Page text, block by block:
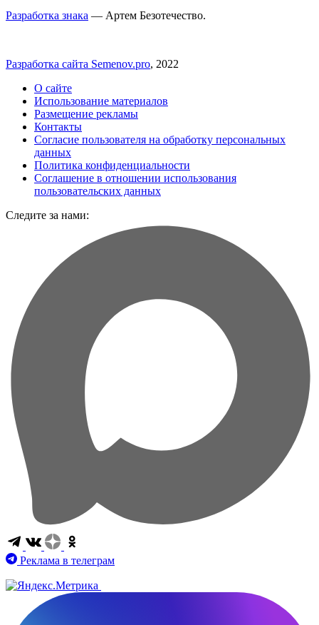
Разработка знака — Артем Безотечество.
Разработка сайта Semenov.pro, 2022
О сайте
Использование материалов
Размещение рекламы
Контакты
Согласие пользователя на обработку персональных
данных
Политика конфиденциальности
Соглашение в отношении использования
пользовательских данных
Следите за нами:
Реклама в телеграм